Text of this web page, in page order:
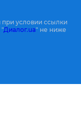
условии ссылки
"Диалог.ua" не ниже